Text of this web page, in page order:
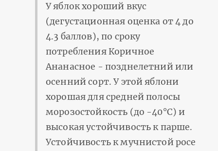
У яблок хороший вкус
(дегустационная оценка от 4 до
4.3 баллов), по сроку
потребления Коричное
Ананасное - позднелетний или
осенний сорт. У этой яблони
хорошая для средней полосы
морозостойкость (до -40°С) и
высокая устойчивость к парше.
Устойчивость к мучнистой росе